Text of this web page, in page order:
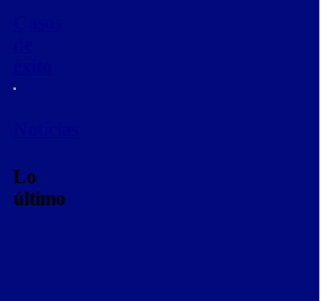
Lo
último